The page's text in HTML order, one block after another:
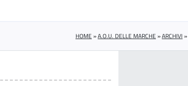
HOME »A.O.U. DELLE MARCHE »ARCHIVI »